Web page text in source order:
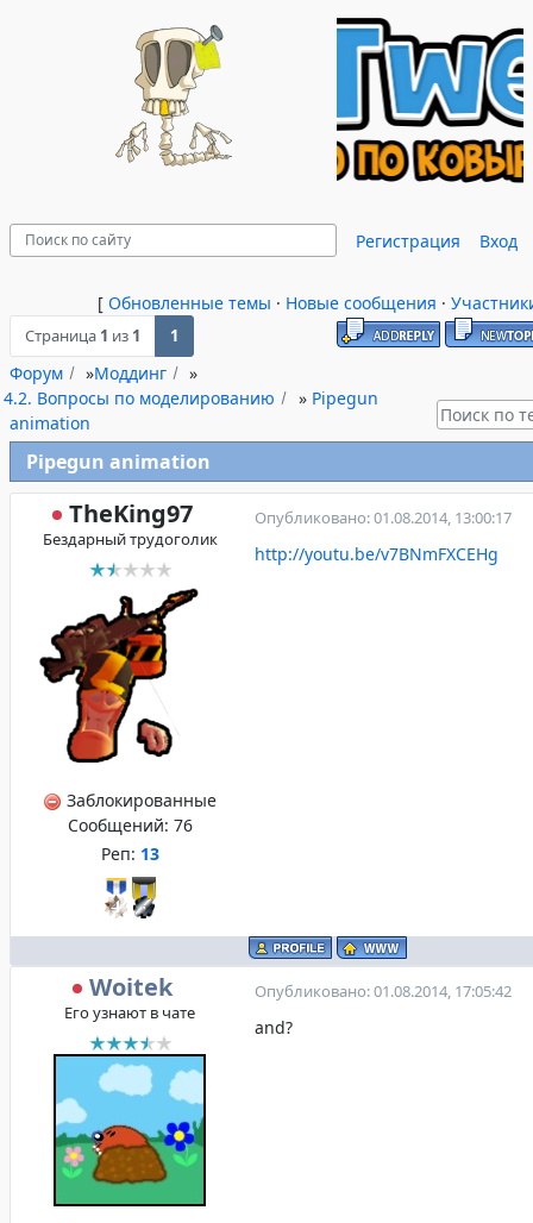
Регистрация Вход
[ Обновленные темы · Новые сообщения ·
Страница 1 из 1 1
Форум »Моддинг
»
4.2. Вопросы по моделированию
» Pipegun
animation
Pipegun animation
TheKing97
Бездарный трудоголик
Заблокированные
Сообщений: 76
Реп: 13
Опубликовано: 01.08.2014, 13:00:17
http://youtu.be/v7BNmFXCEHg
Woitek
Его узнают в чате
Опубликовано: 01.08.2014, 17:05:42
and?